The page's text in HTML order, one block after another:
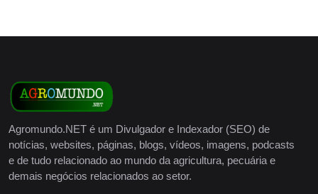
Agromundo.NET é um Divulgador e Indexador (SEO) de
notícias, websites, páginas, blogs, vídeos, imagens, podcasts
e de tudo relacionado ao mundo da agricultura, pecuária e
demais negócios relacionados ao setor.